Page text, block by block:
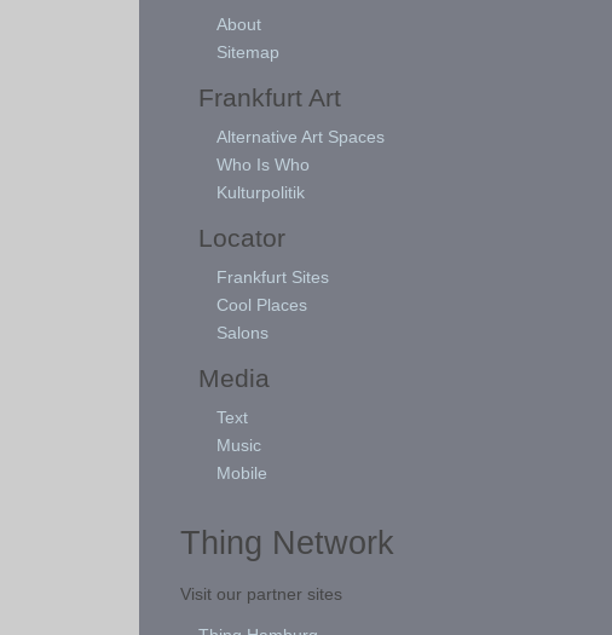
About
Sitemap
Frankfurt Art
Alternative Art Spaces
Who Is Who
Kulturpolitik
Locator
Frankfurt Sites
Cool Places
Salons
Media
Text
Music
Mobile
Thing Network
Visit our partner sites